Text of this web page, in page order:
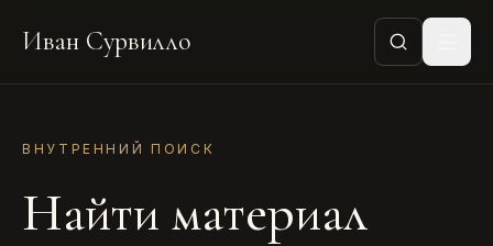
Иван Сурвилло
ВНУТРЕННИЙ ПОИСК
Найти материал